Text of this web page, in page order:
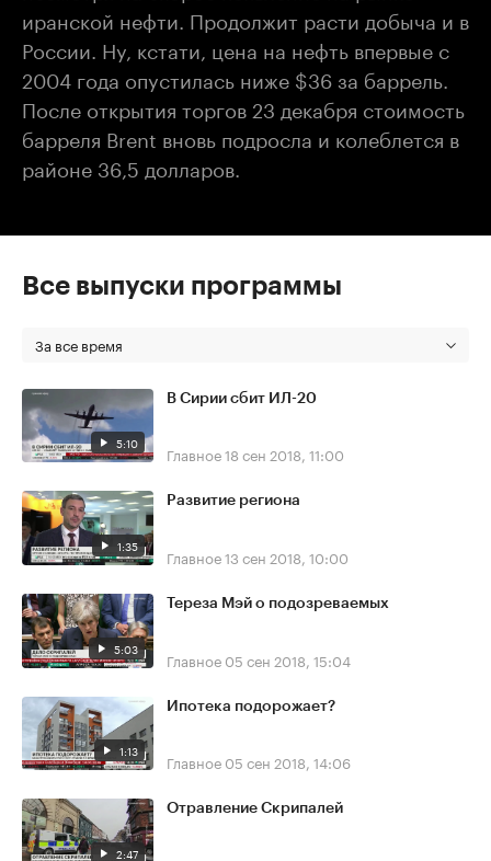
иранской нефти. Продолжит расти добыча и в
России. Ну, кстати, цена на нефть впервые с
2004 года опустилась ниже $36 за баррель.
После открытия торгов 23 декабря стоимость
барреля Brent вновь подросла и колеблется в
районе 36,5 долларов.
Все выпуски программы
За все время
5:10
В Сирии сбит ИЛ-20
Главное18 сен 2018, 11:00
1:35
Развитие региона
Главное13 сен 2018, 10:00
5:03
Тереза Мэй о подозреваемых
Главное 05 сен 2018, 15:04
1:13
Ипотека подорожает?
Главное 05 сен 2018, 14:06
2:47
Отравление Скрипалей